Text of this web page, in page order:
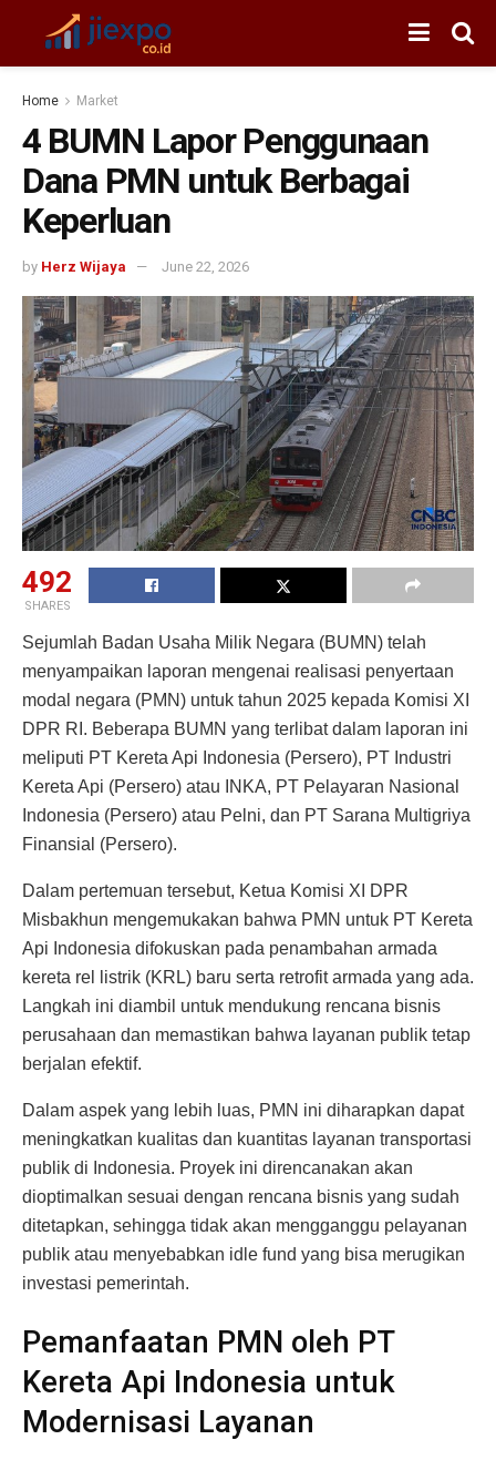
Home Market
4 BUMN Lapor Penggunaan
Dana PMN untuk Berbagai
Keperluan
by Herz Wijaya June 22, 2026
492
SHARES
Sejumlah Badan Usaha Milik Negara (BUMN) telah
menyampaikan laporan mengenai realisasi penyertaan
modal negara (PMN) untuk tahun 2025 kepada Komisi XI
DPR RI. Beberapa BUMN yang terlibat dalam laporan ini
meliputi PT Kereta Api Indonesia (Persero), PT Industri
Kereta Api (Persero) atau INKA, PT Pelayaran Nasional
Indonesia (Persero) atau Pelni, dan PT Sarana Multigriya
Finansial (Persero).
Dalam pertemuan tersebut, Ketua Komisi XI DPR
Misbakhun mengemukakan bahwa PMN untuk PT Kereta
Api Indonesia difokuskan pada penambahan armada
kereta rel listrik (KRL) baru serta retrofit armada yang ada.
Langkah ini diambil untuk mendukung rencana bisnis
perusahaan dan memastikan bahwa layanan publik tetap
berjalan efektif.
Dalam aspek yang lebih luas, PMN ini diharapkan dapat
meningkatkan kualitas dan kuantitas layanan transportasi
publik di Indonesia. Proyek ini direncanakan akan
dioptimalkan sesuai dengan rencana bisnis yang sudah
ditetapkan, sehingga tidak akan mengganggu pelayanan
publik atau menyebabkan idle fund yang bisa merugikan
investasi pemerintah.
Pemanfaatan PMN oleh PT
Kereta Api Indonesia untuk
Modernisasi Layanan